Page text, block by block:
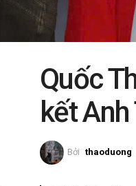
Quốc
kết
Bởi thaoduong